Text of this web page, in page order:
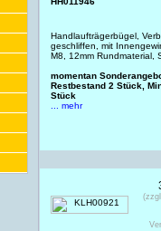
Handlaufträgerbügel,
geschliffen, mit
M8, 12mm Rundmaterial,
momentan
Restbestand 2 Stück,
Stück
... mehr